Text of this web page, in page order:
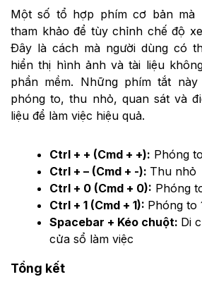
Một số tổ hợp phím cơ bản mà
tham khảo để tùy chỉnh chế độ
Đây là cách mà người dùng có
hiển thị hình ảnh và tài liệu
phần mềm. Những phím tắt
phóng to, thu nhỏ, quan sát và
liệu để làm việc hiệu quả.
Ctrl + + (Cmd + +): Phóng to
Ctrl + – (Cmd + -): Thu nhỏ
Ctrl + 0 (Cmd + 0): Phóng
Ctrl + 1 (Cmd + 1): Phóng to
Spacebar + Kéo chuột: Di
cửa sổ làm việc
Tổng kết